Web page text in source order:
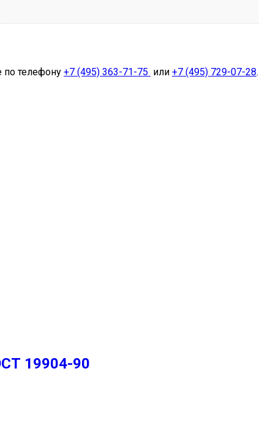
телефону +7 (495) 363-71-75 или +7 (495) 729-07-28.
19904-90